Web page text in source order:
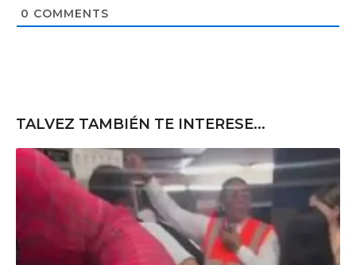
e
0 COMMENTS
TALVEZ TAMBIÉN TE INTERESE...